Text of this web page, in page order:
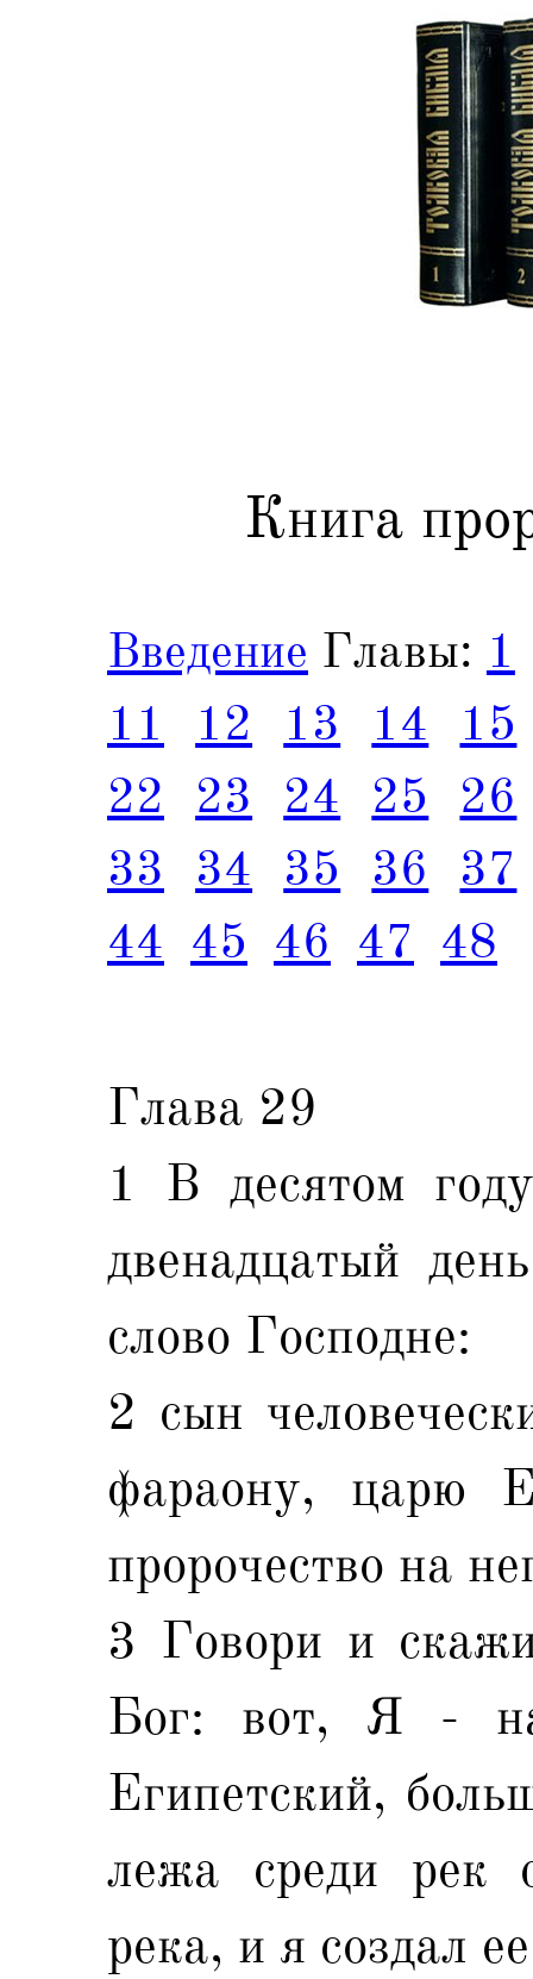
Книга
Введение Главы: 1
11
12 13 14
15
22
23 24 25
26
33
34 35 36
37
44 45 46 47 48
Глава 29
1 В десятом
двенадцатый
слово Господне:
2 сын
фараону, царю
пророчество на
3 Говори и
Бог: вот, Я -
Египетский,
лежа среди рек
река, и я создал